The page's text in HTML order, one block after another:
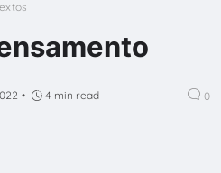
• 4 min read 0